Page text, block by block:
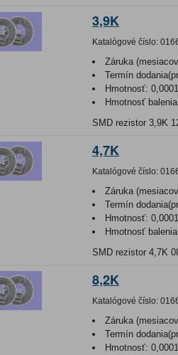
3,9K
Katalógové číslo:
Záruka
Termín
Hmotnosť:
Hmotnosť
SMD rezistor 3,9K
4,7K
Katalógové číslo:
Záruka
Termín
Hmotnosť:
Hmotnosť
SMD rezistor 4,7K
8,2K
Katalógové číslo:
Záruka
Termín
Hmotnosť: